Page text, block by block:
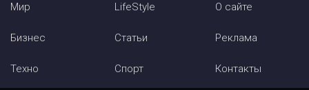
Мир
Бизнес
Техно
LifeStyle
Статьи
Спорт
О сайте
Реклама
Контакты